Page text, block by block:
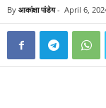
By आकांक्षा पांडेय- April 6,